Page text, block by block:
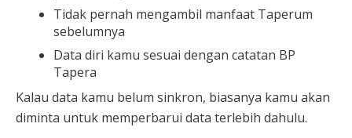
Tidak pernah mengambil manfaat Taperum
sebelumnya
Data diri kamu sesuai dengan catatan BP
Tapera
Kalau data kamu belum sinkron, biasanya kamu akan
diminta untuk memperbarui data terlebih dahulu.